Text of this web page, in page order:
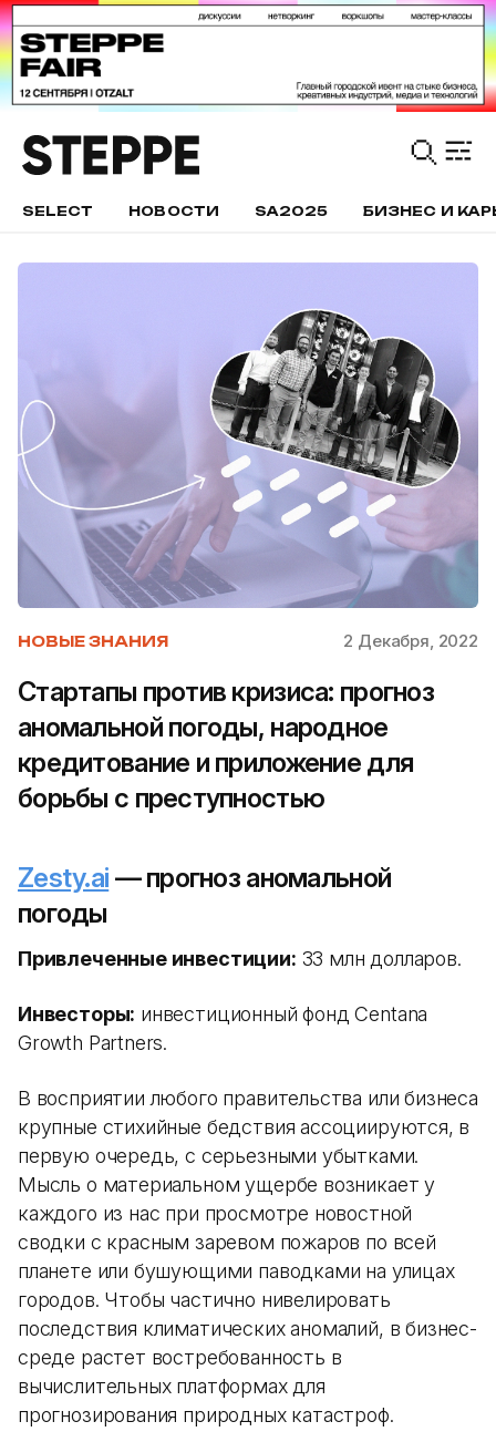
SELECT НОВОСТИ SA2025 БИЗНЕС И
НОВЫЕ ЗНАНИЯ 2 Декабря, 2022
Стартапы против кризиса: прогноз
аномальной погоды, народное
кредитование и приложение для
борьбы с преступностью
Zesty.ai — прогноз аномальной
погоды
Привлеченные инвестиции: 33 млн долларов.
Инвесторы: инвестиционный фонд Centana
Growth Partners.
В восприятии любого правительства или бизнеса
крупные стихийные бедствия ассоциируются, в
первую очередь, с серьезными убытками.
Мысль о материальном ущербе возникает у
каждого из нас при просмотре новостной
сводки с красным заревом пожаров по всей
планете или бушующими паводками на улицах
городов. Чтобы частично нивелировать
последствия климатических аномалий, в бизнес-
среде растет востребованность в
вычислительных платформах для
прогнозирования природных катастроф.